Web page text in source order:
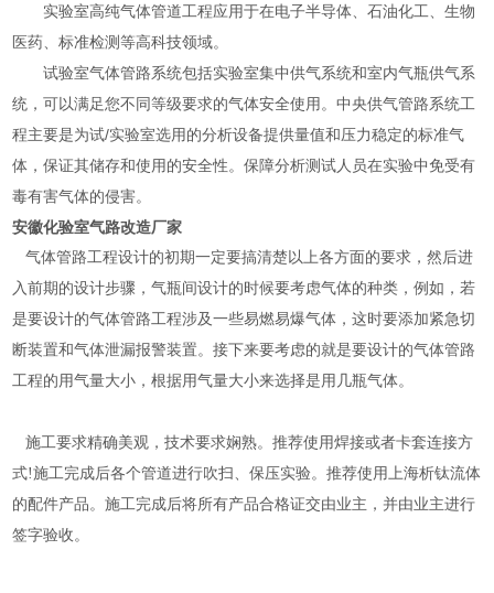
实验室高纯气体管道工程应用于在电子半导体、石油化工、生物
医药、标准检测等高科技领域。
试验室气体管路系统包括实验室集中供气系统和室内气瓶供气系
统，可以满足您不同等级要求的气体安全使用。中央供气管路系统工
程主要是为试/实验室选用的分析设备提供量值和压力稳定的标准气
体，保证其储存和使用的安全性。保障分析测试人员在实验中免受有
毒有害气体的侵害。
安徽化验室气路改造厂家
气体管路工程设计的初期一定要搞清楚以上各方面的要求，然后进
入前期的设计步骤，气瓶间设计的时候要考虑气体的种类，例如，若
是要设计的气体管路工程涉及一些易燃易爆气体，这时要添加紧急切
断装置和气体泄漏报警装置。接下来要考虑的就是要设计的气体管路
工程的用气量大小，根据用气量大小来选择是用几瓶气体。
施工要求精确美观，技术要求娴熟。推荐使用焊接或者卡套连接方
式!施工完成后各个管道进行吹扫、保压实验。推荐使用上海析钛流体
的配件产品。施工完成后将所有产品合格证交由业主，并由业主进行
签字验收。